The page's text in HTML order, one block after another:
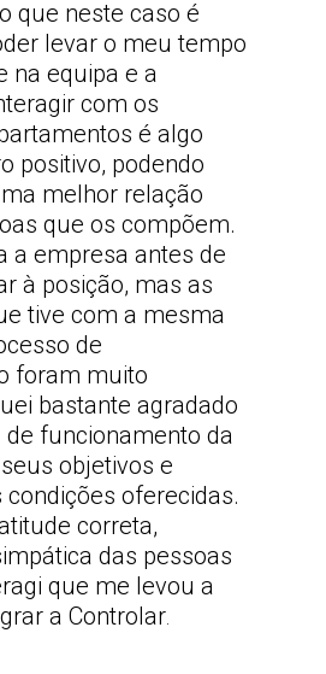
que neste caso é
levar o meu tempo
na equipa e a
com os
é algo
positivo, podendo
melhor relação
que os compõem.
a empresa antes de
à posição, mas as
tive com a mesma
de
foram muito
bastante agradado
funcionamento da
objetivos e
oferecidas.
correta,
das pessoas
que me levou a
a Controlar